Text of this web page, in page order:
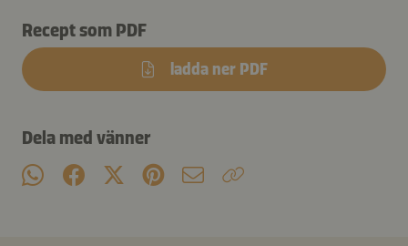
Recept som PDF
ladda ner PDF
Dela med vänner